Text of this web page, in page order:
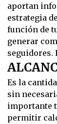
aportan
estrategia
función de
generar
seguidores.
Es la
sin
importante
permitir